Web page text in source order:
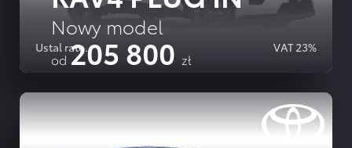
Nowy model
od 205 800 zł
SZCZEGOLY OFERTY
Ustal ratę. VAT 23%